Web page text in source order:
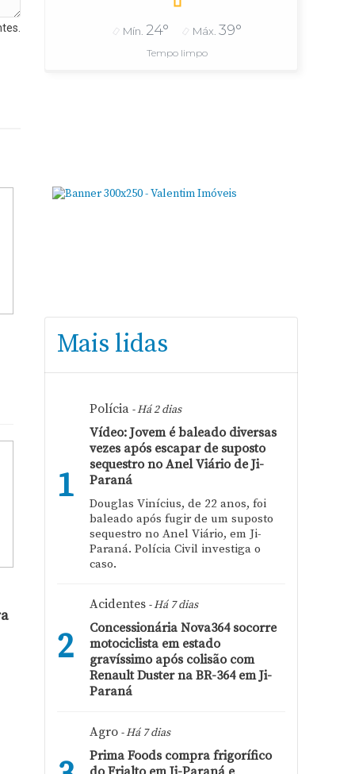
Mín. 24° Máx. 39°
Tempo limpo
Mais lidas
1
Polícia - Há 2 dias
Vídeo: Jovem é baleado diversas
vezes após escapar de suposto
sequestro no Anel Viário de Ji-
Paraná
Douglas Vinícius, de 22 anos, foi
baleado após fugir de um suposto
sequestro no Anel Viário, em Ji-
Paraná. Polícia Civil investiga o
caso.
2
Acidentes - Há 7 dias
Concessionária Nova364 socorre
motociclista em estado
gravíssimo após colisão com
Renault Duster na BR-364 em Ji-
Paraná
Agro - Há 7 dias
Prima Foods compra frigorífico